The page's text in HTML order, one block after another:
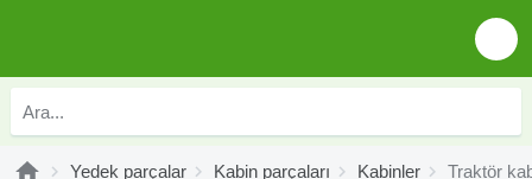
Yedek parçalar Kabin parçaları Kabinler Traktör